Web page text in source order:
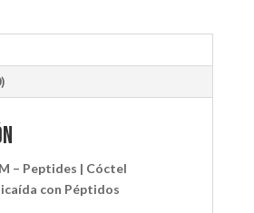
– Peptides | Cóctel
con Péptidos